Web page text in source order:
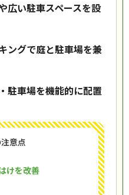
広い駐車スペースを設
ングで庭と駐車場を兼
駐車場を機能的に配置
意点
けを改善